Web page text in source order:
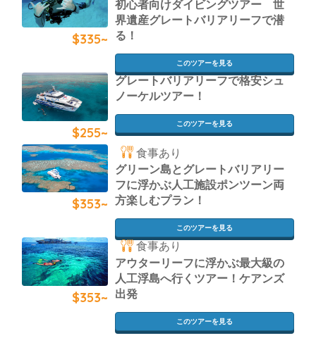
$335~
初心者向けダイビングツアー 世
界遺産グレートバリアリーフで潜
る！
このツアーを見る
$255~
グレートバリアリーフで格安シュ
ノーケルツアー！
このツアーを見る
$353~
食事あり
グリーン島とグレートバリアリー
フに浮かぶ人工施設ポンツーン両
方楽しむプラン！
このツアーを見る
$353~
食事あり
アウターリーフに浮かぶ最大級の
人工浮島へ行くツアー！ケアンズ
出発
このツアーを見る